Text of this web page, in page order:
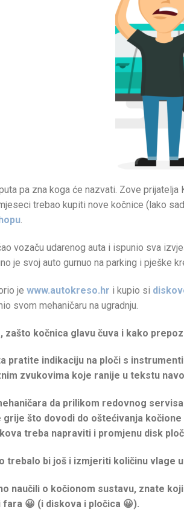
pa zna koga će nazvati. Zove
trebao kupiti nove kočnice (lako
.
vozaču udarenog auta i ispunio sva
je svoj auto gurnuo na parking i pješke
jewww.autokreso.hr i kupio si
svom mehaničaru na ugradnju.
zašto kočnica glavu čuva i kako
pratite indikaciju na ploči s
zvukovima koje ranije u tekstu
da prilikom redovnog
grije što dovodi do oštećivanja
treba napraviti i promjenu disk
trebalo bi još i izmjeriti količinu vlage
naučili o kočionom sustavu, znate
😀 (i diskova i pločica 😀).